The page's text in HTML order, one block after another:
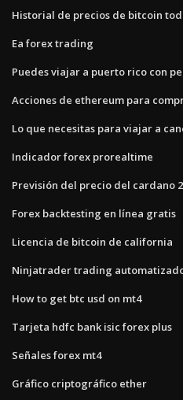
Historial de precios de bitcoin
Ea forex trading
Puedes viajar a puerto rico con
Acciones de ethereum para
Lo que necesitas para viajar a
Indicador forex prorealtime
Previsión del precio del cardano
Forex backtesting en línea gratis
Licencia de bitcoin de california
Ninjatrader trading
How to get btc usd on mt4
Tarjeta hdfc bank isic forex plus
Señales forex mt4
Gráfico criptográfico ether